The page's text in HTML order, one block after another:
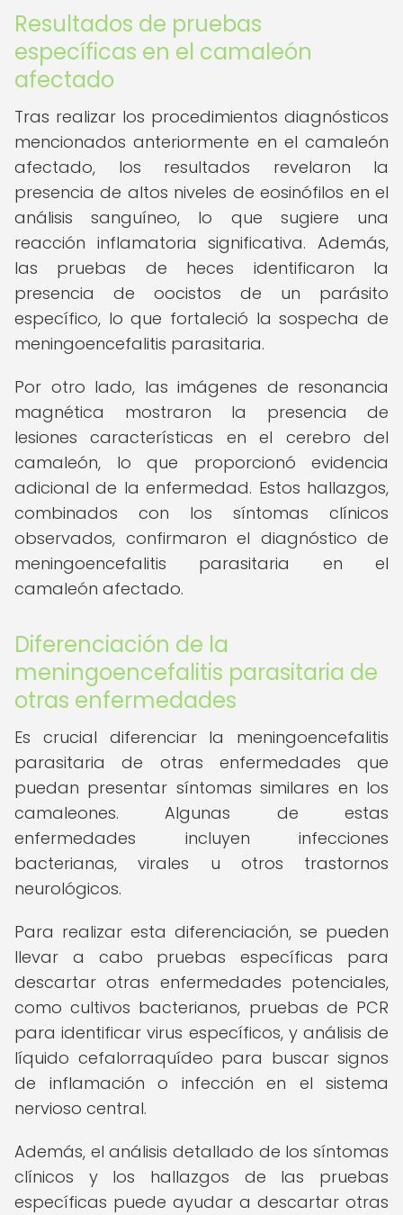
Resultados de pruebas
específicas en el camaleón
afectado
Tras realizar los procedimientos diagnósticos
mencionados anteriormente en el camaleón
afectado, los resultados revelaron la
presencia de altos niveles de eosinófilos en el
análisis sanguíneo, lo que sugiere una
reacción inflamatoria significativa. Además,
las pruebas de heces identificaron la
presencia de oocistos de un parásito
específico, lo que fortaleció la sospecha de
meningoencefalitis parasitaria.
Por otro lado, las imágenes de resonancia
magnética mostraron la presencia de
lesiones características en el cerebro del
camaleón, lo que proporcionó evidencia
adicional de la enfermedad. Estos hallazgos,
combinados con los síntomas clínicos
observados, confirmaron el diagnóstico de
meningoencefalitis parasitaria en el
camaleón afectado.
Diferenciación de la
meningoencefalitis parasitaria de
otras enfermedades
Es crucial diferenciar la meningoencefalitis
parasitaria de otras enfermedades que
puedan presentar síntomas similares en los
camaleones. Algunas de estas
enfermedades incluyen infecciones
bacterianas, virales u otros trastornos
neurológicos.
Para realizar esta diferenciación, se pueden
llevar a cabo pruebas específicas para
descartar otras enfermedades potenciales,
como cultivos bacterianos, pruebas de PCR
para identificar virus específicos, y análisis de
líquido cefalorraquídeo para buscar signos
de inflamación o infección en el sistema
nervioso central.
Además, el análisis detallado de los síntomas
clínicos y los hallazgos de las pruebas
específicas puede ayudar a descartar otras